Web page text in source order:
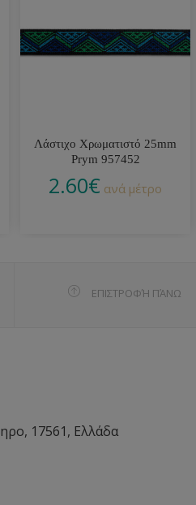
Λάστιχο Χρωματιστό 25mm
Prym 957452
2.60€ ανά μέτρο
ΕΠΙΣΤΡΟΦΉ ΠΆΝΩ
17561, Ελλάδα